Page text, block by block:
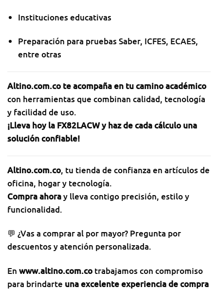
Instituciones educativas
Preparación para pruebas Saber, ICFES, ECAES,
entre otras
Altino.com.co te acompaña en tu camino académico
con herramientas que combinan calidad, tecnología
y facilidad de uso.
¡Lleva hoy la FX82LACW y haz de cada cálculo una
solución confiable!
Altino.com.co, tu tienda de confianza en artículos de
oficina, hogar y tecnología.
Compra ahoray lleva contigo precisión, estilo y
funcionalidad.
💬 ¿Vas a comprar al por mayor? Pregunta por
descuentos y atención personalizada.
En www.altino.com.co trabajamos con compromiso
para brindarte una excelente experiencia de compra